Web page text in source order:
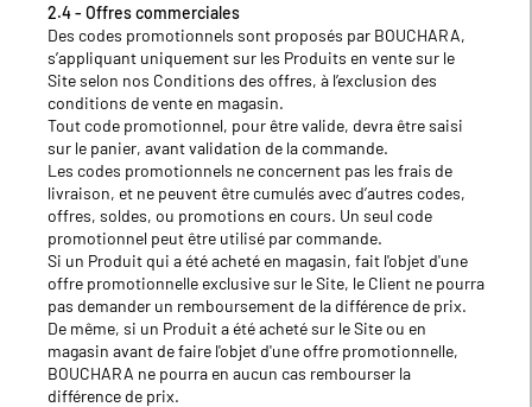
2.4 - Offres commerciales
Des codes promotionnels sont proposés par BOUCHARA,
s’appliquant uniquement sur les Produits en vente sur le
Site selon nos Conditions des offres, à l’exclusion des
conditions de vente en magasin.
Tout code promotionnel, pour être valide, devra être saisi
sur le panier, avant validation de la commande.
Les codes promotionnels ne concernent pas les frais de
livraison, et ne peuvent être cumulés avec d’autres codes,
offres, soldes, ou promotions en cours. Un seul code
promotionnel peut être utilisé par commande.
Si un Produit qui a été acheté en magasin, fait l'objet d'une
offre promotionnelle exclusive sur le Site, le Client ne pourra
pas demander un remboursement de la différence de prix.
De même, si un Produit a été acheté sur le Site ou en
magasin avant de faire l'objet d'une offre promotionnelle,
BOUCHARA ne pourra en aucun cas rembourser la
différence de prix.